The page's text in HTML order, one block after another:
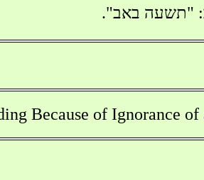
"תשעה באב".
Because of Ignorance